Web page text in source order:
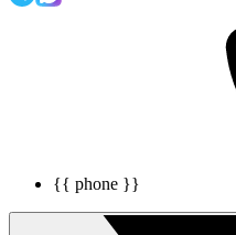
{{ phone }}